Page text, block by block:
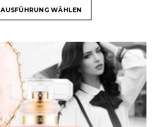
AUSFÜHRUNG WÄHLEN